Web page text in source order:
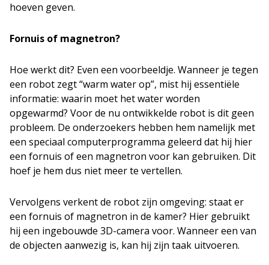
hoeven geven.
Fornuis of magnetron?
Hoe werkt dit? Even een voorbeeldje. Wanneer je tegen
een robot zegt “warm water op”, mist hij essentiële
informatie: waarin moet het water worden
opgewarmd? Voor de nu ontwikkelde robot is dit geen
probleem. De onderzoekers hebben hem namelijk met
een speciaal computerprogramma geleerd dat hij hier
een fornuis of een magnetron voor kan gebruiken. Dit
hoef je hem dus niet meer te vertellen.
Vervolgens verkent de robot zijn omgeving: staat er
een fornuis of magnetron in de kamer? Hier gebruikt
hij een ingebouwde 3D-camera voor. Wanneer een van
de objecten aanwezig is, kan hij zijn taak uitvoeren.